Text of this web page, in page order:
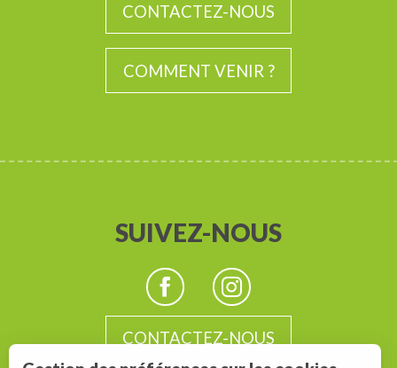
CONTACTEZ-NOUS
COMMENT VENIR ?
SUIVEZ-NOUS
CONTACTEZ-NOUS